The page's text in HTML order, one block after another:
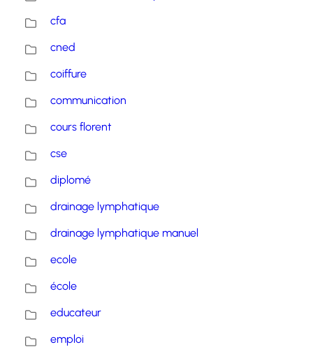
cfa
cned
coiffure
communication
cours florent
cse
diplomé
drainage lymphatique
drainage lymphatique manuel
ecole
école
educateur
emploi